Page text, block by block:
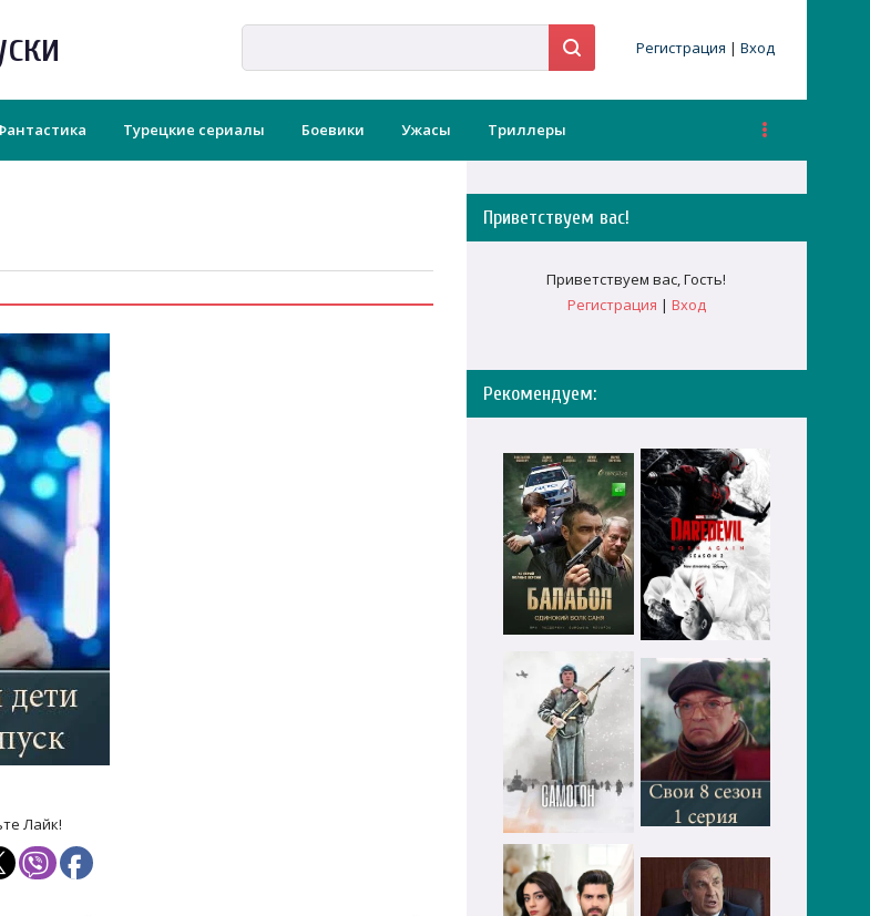
Регистрация | Вход
Турецкие сериалы Боевики Ужасы Триллеры
Лайк!
Приветствуем вас!
Приветствуем вас,Гость!
Регистрация | Вход
Рекомендуем: